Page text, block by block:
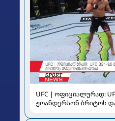
UFC | ოფიციალურად:
ჟოანდერსონ ბრიტოს